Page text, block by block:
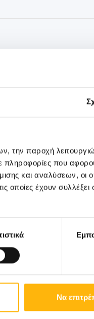
την παροχή
πληροφορίες που
και αναλύσεων, οι
οποίες έχουν συλλέξει
Να
με
τακτικού
Κλινική